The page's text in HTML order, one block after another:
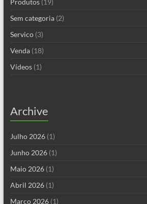
Produtos(19)
Sem categoria(2)
Servico(3)
Venda(18)
Vídeos(1)
Archive
Julho 2026(1)
Junho 2026(1)
Maio 2026(1)
Abril 2026(1)
Março 2026(1)